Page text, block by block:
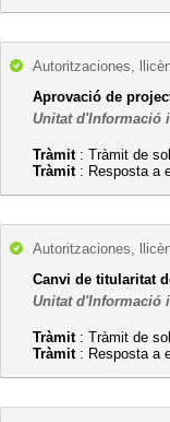
Autoritzaciones,
Aprovació de
Unitat d'Informació
Tràmit: Tràmit de
Tràmit: Resposta a
Autoritzaciones,
Canvi de titularitat
Unitat d'Informació
Tràmit: Tràmit de
Tràmit: Resposta a